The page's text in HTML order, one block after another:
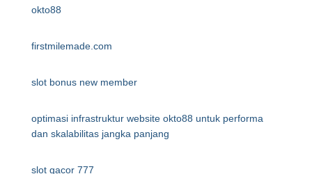
okto88
firstmilemade.com
slot bonus new member
optimasi infrastruktur website okto88 untuk performa
dan skalabilitas jangka panjang
slot gacor 777